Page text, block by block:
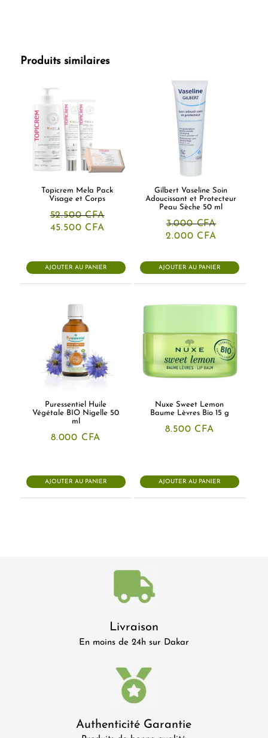
Produits similaires
Topicrem Mela Pack
Visage et Corps
52.500CFA
Le
52.500 CFA.
45.500 CFA
45.500 CFA.
AJOUTER AU PANIER
Gilbert Vaseline Soin
Adoucissant et Protecteur
Peau Sèche 50 ml
3.000CFA
Le
était :
3.000 CFA.
2.000 CFA
est :
2.000 CFA.
AJOUTER AU PANIER
Puressentiel Huile
Végétale BIO Nigelle 50
ml
8.000 CFA
AJOUTER AU PANIER
Nuxe Sweet Lemon
Baume Lèvres Bio 15 g
8.500 CFA
AJOUTER AU PANIER
Livraison
En moins de 24h sur Dakar
Authenticité Garantie